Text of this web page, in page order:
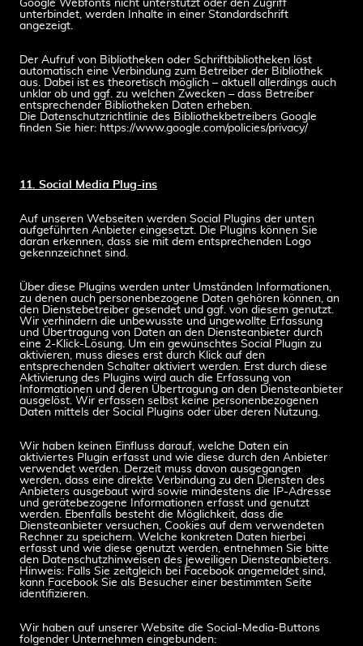
Google Webfonts nicht unterstützt oder den Zugriff
unterbindet, werden Inhalte in einer Standardschrift
angezeigt.
Der Aufruf von Bibliotheken oder Schriftbibliotheken löst
automatisch eine Verbindung zum Betreiber der Bibliothek
aus. Dabei ist es theoretisch möglich – aktuell allerdings auch
unklar ob und ggf. zu welchen Zwecken – dass Betreiber
entsprechender Bibliotheken Daten erheben.
Die Datenschutzrichtlinie des Bibliothekbetreibers Google
finden Sie hier: https://www.google.com/policies/privacy/
11. Social Media Plug-ins
Auf unseren Webseiten werden Social Plugins der unten
aufgeführten Anbieter eingesetzt. Die Plugins können Sie
daran erkennen, dass sie mit dem entsprechenden Logo
gekennzeichnet sind.
Über diese Plugins werden unter Umständen Informationen,
zu denen auch personenbezogene Daten gehören können, an
den Dienstebetreiber gesendet und ggf. von diesem genutzt.
Wir verhindern die unbewusste und ungewollte Erfassung
und Übertragung von Daten an den Diensteanbieter durch
eine 2-Klick-Lösung. Um ein gewünschtes Social Plugin zu
aktivieren, muss dieses erst durch Klick auf den
entsprechenden Schalter aktiviert werden. Erst durch diese
Aktivierung des Plugins wird auch die Erfassung von
Informationen und deren Übertragung an den Diensteanbieter
ausgelöst. Wir erfassen selbst keine personenbezogenen
Daten mittels der Social Plugins oder über deren Nutzung.
Wir haben keinen Einfluss darauf, welche Daten ein
aktiviertes Plugin erfasst und wie diese durch den Anbieter
verwendet werden. Derzeit muss davon ausgegangen
werden, dass eine direkte Verbindung zu den Diensten des
Anbieters ausgebaut wird sowie mindestens die IP-Adresse
und gerätebezogene Informationen erfasst und genutzt
werden. Ebenfalls besteht die Möglichkeit, dass die
Diensteanbieter versuchen, Cookies auf dem verwendeten
Rechner zu speichern. Welche konkreten Daten hierbei
erfasst und wie diese genutzt werden, entnehmen Sie bitte
den Datenschutzhinweisen des jeweiligen Diensteanbieters.
Hinweis: Falls Sie zeitgleich bei Facebook angemeldet sind,
kann Facebook Sie als Besucher einer bestimmten Seite
identifizieren.
Wir haben auf unserer Website die Social-Media-Buttons
folgender Unternehmen eingebunden: